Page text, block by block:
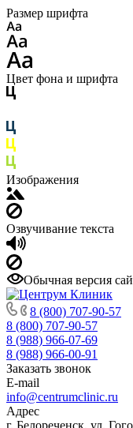
Размер шрифта
Цвет фона и шрифта
Изображения
Озвучивание текста
Обычная версия
8 (800) 707-90-57
8 (800) 707-90-57
8 (988) 966-07-69
8 (988) 966-00-91
Заказать звонок
E-mail
info@centrumclinic.ru
Адрес
г. Белореченск, ул.